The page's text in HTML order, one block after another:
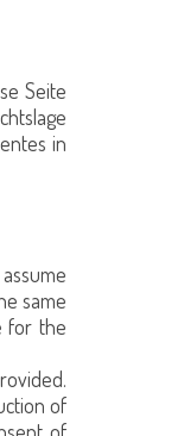
Seite
in
same
for the
of